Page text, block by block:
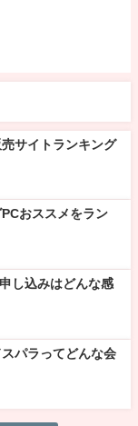
サイトランキング
おススメをラン
し込みはどんな感
パラってどんな会